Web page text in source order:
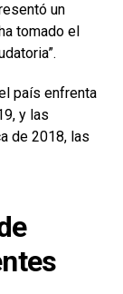
un
tomado el
país enfrenta
y las
de 2018, las